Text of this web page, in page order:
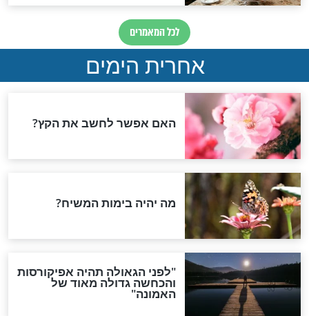
שקורה לך
וידאו
האמונה שלך
חדשות יהדות
הותר לפרסום: לוחמי מילואים
נהרגו בדרום לבנון